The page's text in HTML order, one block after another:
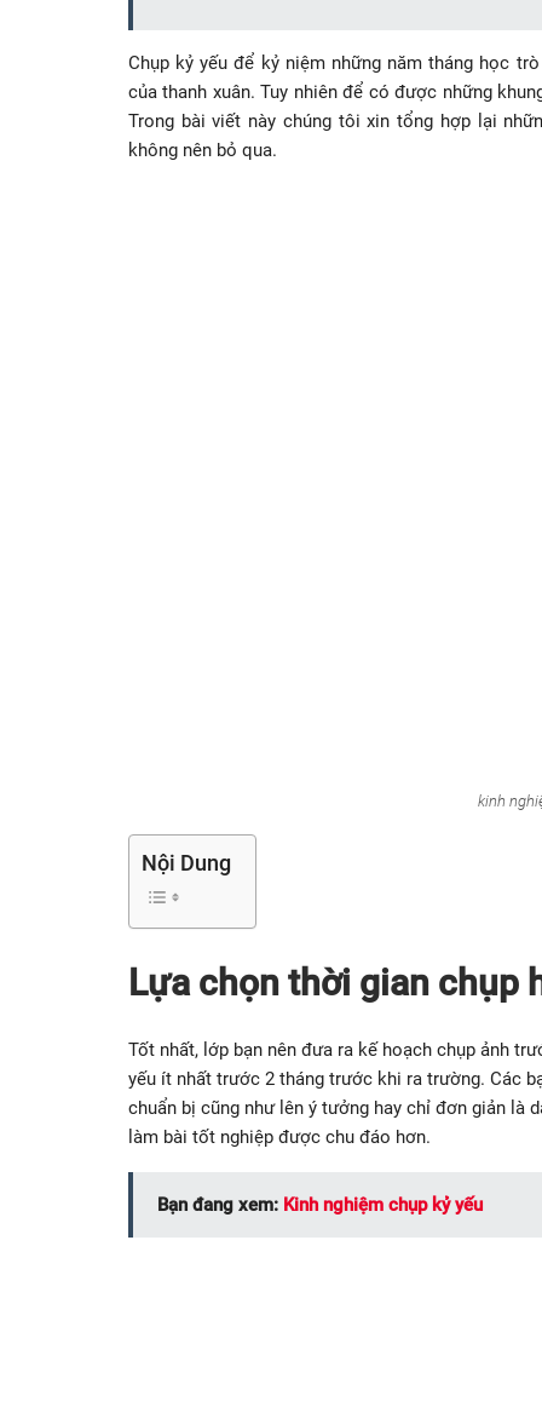
Chụp kỷ yếu để kỷ niệm những năm tháng học
của thanh xuân. Tuy nhiên để có được những
Trong bài viết này chúng tôi xin tổng hợp lại
không nên bỏ qua.
kinh
Nội Dung
Lựa chọn thời gian chụp
Tốt nhất, lớp bạn nên đưa ra kế hoạch chụp ảnh
yếu ít nhất trước 2 tháng trước khi ra trường. Các
chuẩn bị cũng như lên ý tưởng hay chỉ đơn giản là
làm bài tốt nghiệp được chu đáo hơn.
Bạn đang xem: Kinh nghiệm chụp kỷ yếu